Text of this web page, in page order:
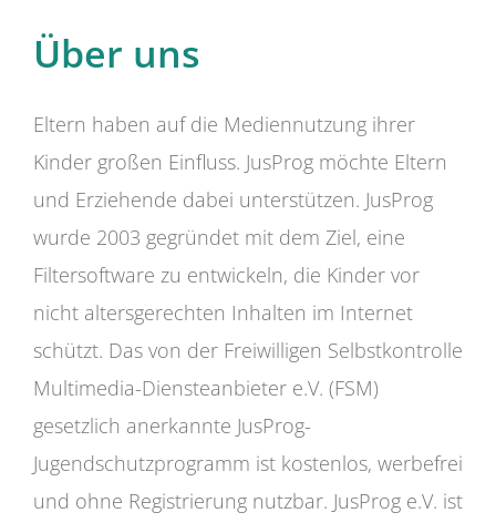
Über uns
Eltern haben auf die Mediennutzung ihrer
Kinder großen Einfluss. JusProg möchte Eltern
und Erziehende dabei unterstützen. JusProg
wurde 2003 gegründet mit dem Ziel, eine
Filtersoftware zu entwickeln, die Kinder vor
nicht altersgerechten Inhalten im Internet
schützt. Das von der Freiwilligen Selbstkontrolle
Multimedia-Diensteanbieter e.V. (FSM)
gesetzlich anerkannte JusProg-
Jugendschutzprogramm ist kostenlos, werbefrei
und ohne Registrierung nutzbar. JusProg e.V. ist